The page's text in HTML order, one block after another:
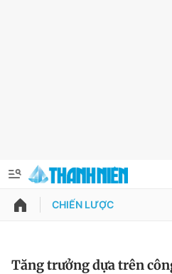
QUẢNG CÁO
Thông tin tài khoản
CHIẾN LƯỢC
Tăng trưởng dựa trên